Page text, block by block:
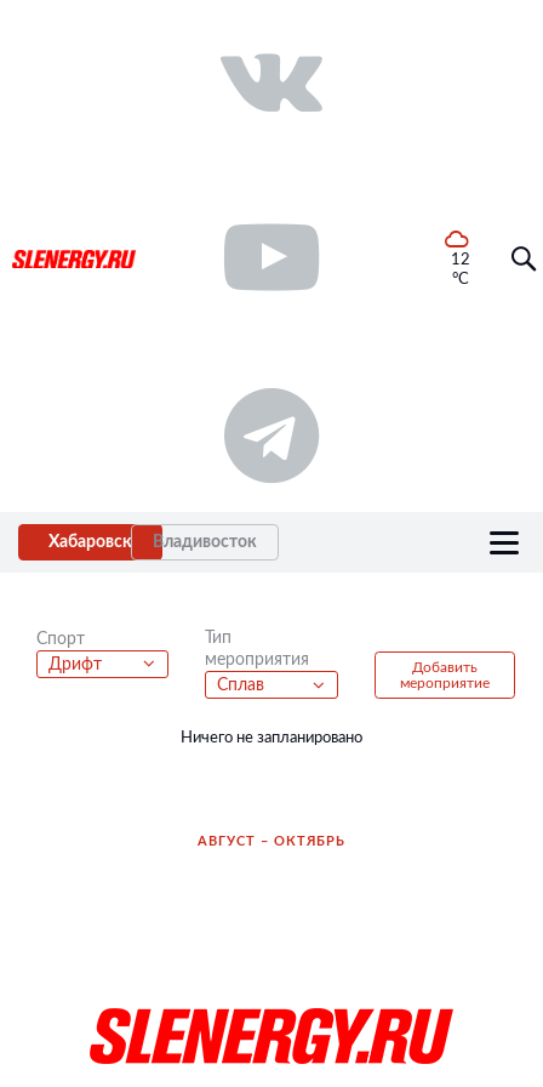
12
°C
Хабаровск Владивосток
Спорт
Дрифт
Тип
мероприятия
Сплав
Добавить
мероприятие
Ничего не запланировано
АВГУСТ – ОКТЯБРЬ